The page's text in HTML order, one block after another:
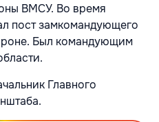
ВМСУ. Во время
пост замкомандующего
Был командующим
Главного